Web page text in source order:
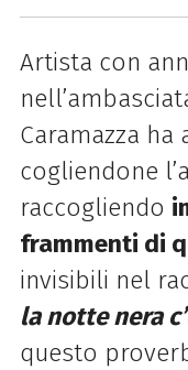
Artista con
Caramazza
cogliendone
raccogliendo
frammenti di
invisibili nel
la notte nera
questo